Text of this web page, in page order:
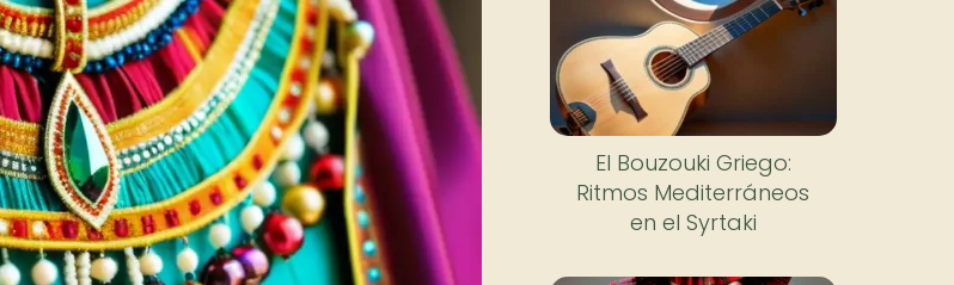
El Bouzouki Griego:
Ritmos Mediterráneos
en el Syrtaki